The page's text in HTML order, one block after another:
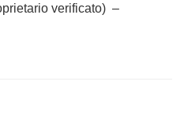
verificato) –